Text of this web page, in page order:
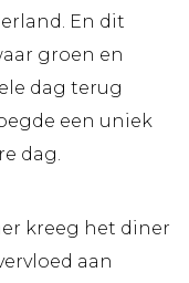
En dit
groen en
dag terug
een uniek
dag.
kreeg het diner
aan